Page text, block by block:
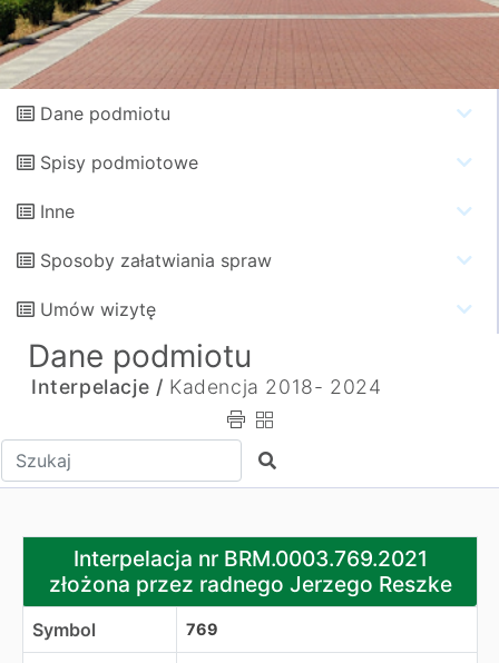
Dane podmiotu
Spisy podmiotowe
Inne
Sposoby załatwiania spraw
Umów wizytę
Dane podmiotu
Interpelacje / Kadencja 2018- 2024
Wpisz tekst do wyszukania Szukaj
Interpelacja nr BRM.0003.769.2021 złożona przez
Interpelacja nr BRM.0003.769.2021
złożona przez radnego Jerzego Reszke
Symbol 769